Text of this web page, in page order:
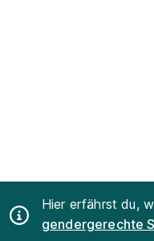
Hier erfährst du,
gendergerechte